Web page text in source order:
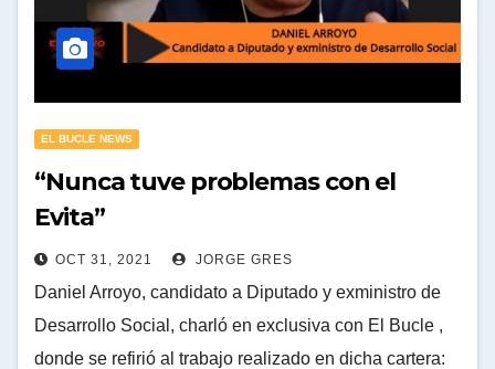
EL BUCLE NEWS
“Nunca tuve problemas con el
Evita”
OCT 31, 2021 JORGE GRES
Daniel Arroyo, candidato a Diputado y exministro de
Desarrollo Social, charló en exclusiva con El Bucle ,
donde se refirió al trabajo realizado en dicha cartera: